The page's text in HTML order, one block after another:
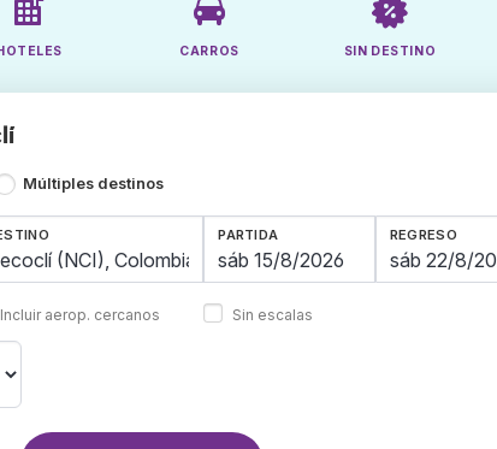
CARROS SIN DESTINO
Múltiples destinos
Incluir aerop. cercanos
PARTIDA REGRESO
Sin escalas